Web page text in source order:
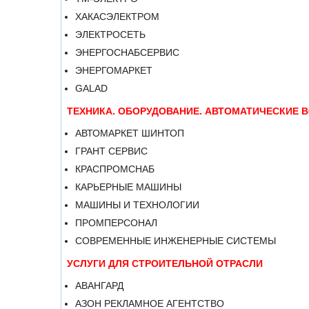
ХАКАСЭЛЕКТРОМ
ЭЛЕКТРОСЕТЬ
ЭНЕРГОСНАБСЕРВИС
ЭНЕРГОМАРКЕТ
GALAD
ТЕХНИКА. ОБОРУДОВАНИЕ. АВТОМАТИЧЕСКИЕ
АВТОМАРКЕТ ШИНТОП
ГРАНТ СЕРВИС
КРАСПРОМСНАБ
КАРЬЕРНЫЕ МАШИНЫ
МАШИНЫ И ТЕХНОЛОГИИ
ПРОМПЕРСОНАЛ
СОВРЕМЕННЫЕ ИНЖЕНЕРНЫЕ СИСТЕМЫ
УСЛУГИ ДЛЯ СТРОИТЕЛЬНОЙ ОТРАСЛИ
АВАНГАРД
АЗОН РЕКЛАМНОЕ АГЕНТСТВО